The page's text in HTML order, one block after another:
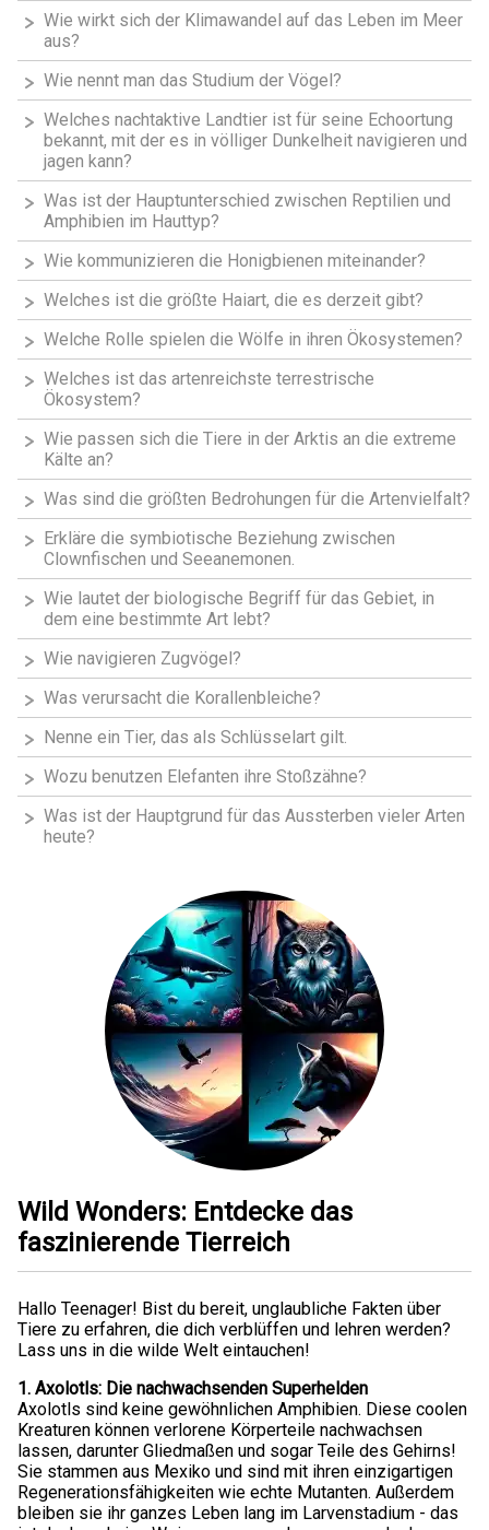
Wie wirkt sich der Klimawandel auf das Leben im Meer
aus?
Wie nennt man das Studium der Vögel?
Welches nachtaktive Landtier ist für seine Echoortung
bekannt, mit der es in völliger Dunkelheit navigieren und
jagen kann?
Was ist der Hauptunterschied zwischen Reptilien und
Amphibien im Hauttyp?
Wie kommunizieren die Honigbienen miteinander?
Welches ist die größte Haiart, die es derzeit gibt?
Welche Rolle spielen die Wölfe in ihren Ökosystemen?
Welches ist das artenreichste terrestrische
Ökosystem?
Wie passen sich die Tiere in der Arktis an die extreme
Kälte an?
Was sind die größten Bedrohungen für die Artenvielfalt?
Erkläre die symbiotische Beziehung zwischen
Clownfischen und Seeanemonen.
Wie lautet der biologische Begriff für das Gebiet, in
dem eine bestimmte Art lebt?
Wie navigieren Zugvögel?
Was verursacht die Korallenbleiche?
Nenne ein Tier, das als Schlüsselart gilt.
Wozu benutzen Elefanten ihre Stoßzähne?
Was ist der Hauptgrund für das Aussterben vieler Arten
heute?
Wild Wonders: Entdecke das
faszinierende Tierreich
Hallo Teenager! Bist du bereit, unglaubliche Fakten über
Tiere zu erfahren, die dich verblüffen und lehren werden?
Lass uns in die wilde Welt eintauchen!
1. Axolotls: Die nachwachsenden Superhelden
Axolotls sind keine gewöhnlichen Amphibien. Diese coolen
Kreaturen können verlorene Körperteile nachwachsen
lassen, darunter Gliedmaßen und sogar Teile des Gehirns!
Sie stammen aus Mexiko und sind mit ihren einzigartigen
Regenerationsfähigkeiten wie echte Mutanten. Außerdem
bleiben sie ihr ganzes Leben lang im Larvenstadium - das